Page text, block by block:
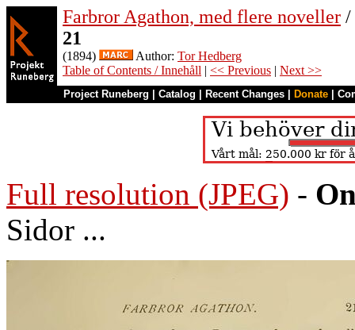
Farbror Agathon, med flere noveller /
21
(1894) Author: Tor Hedberg
Table of Contents / Innehåll | << Previous | Next >>
Project Runeberg Catalog Recent Changes Donate
Full resolution (JPEG) -
Sidor ...